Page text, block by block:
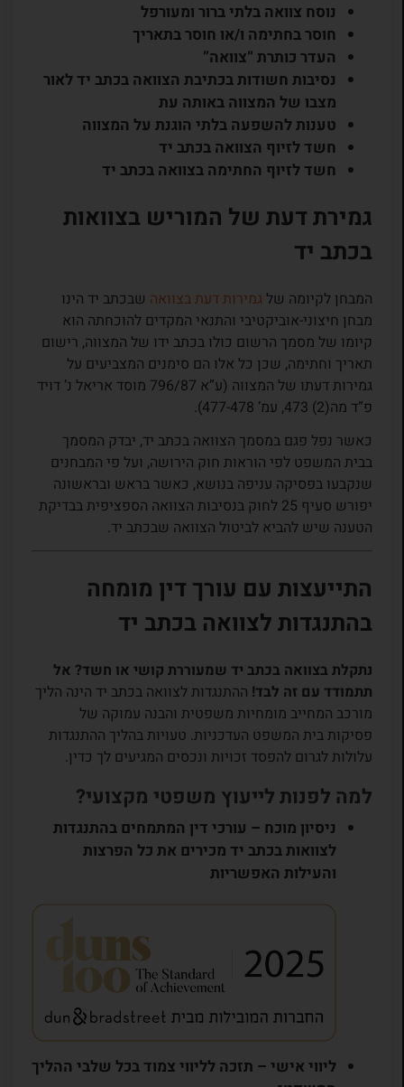
נוסח צוואה בלתי ברור ומעורפל
חוסר בחתימה ו/או חוסר בתאריך
העדר כותרת “צוואה”
נסיבות חשודות בכתיבת הצוואה בכתב יד לאור
מצבו של המצווה באותה עת
טענות להשפעה בלתי הוגנת על המצווה
חשד לזיוף הצוואה בכתב יד
חשד לזיוף החתימה בצוואה בכתב יד
גמירת דעת של המוריש בצוואות
בכתב יד
המבחן לקיומה של גמירות דעת בצוואהשבכתב יד הינו
מבחן חיצוני-אוביקטיבי והתנאי המקדים להוכחתה הוא
קיומו של מסמך הרשום כולו בכתב ידו של המצווה, רישום
תאריך וחתימה, שכן כל אלו הם סימנים המצביעים על
גמירות דעתו של המצווה (ע”א 796/87 מוסד אריאל נ’ דויד
פ”ד מה(2) 473, עמ’ 477-478).
כאשר נפל פגם במסמך הצוואה בכתב יד, יבדק המסמך
בבית המשפט לפי הוראות חוק הירושה, ועל פי המבחנים
שנקבעו בפסיקה עניפה בנושא, כאשר בראש ובראשונה
יפורש סעיף 25 לחוק בנסיבות הצוואה הספציפית בבדיקת
הטענה שיש להביא לביטול הצוואה שבכתב יד.
התייעצות עם עורך דין מומחה
בהתנגדות לצוואה בכתב יד
נתקלת בצוואה בכתב יד שמעוררת קושי או חשד? אל
תתמודד עם זה לבד! ההתנגדות לצוואה בכתב יד הינה הליך
מורכב המחייב מומחיות משפטית והבנה עמוקה של
פסיקות בית המשפט העדכניות. טעויות בהליך ההתנגדות
עלולות לגרום להפסד זכויות ונכסים המגיעים לך כדין.
למה לפנות לייעוץ משפטי מקצועי?
ניסיון מוכח– עורכי דין המתמחים בהתנגדות
לצוואות בכתב יד מכירים את כל הפרצות
והעילות האפשריות
ליווי אישי– תזכה לליווי צמוד בכל שלבי ההליך